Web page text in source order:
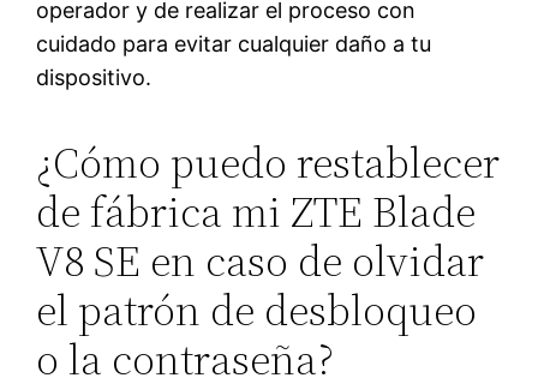
operador y de realizar el proceso con
cuidado para evitar cualquier daño a tu
dispositivo.
¿Cómo puedo restablecer
de fábrica mi ZTE Blade
V8 SE en caso de olvidar
el patrón de desbloqueo
o la contraseña?